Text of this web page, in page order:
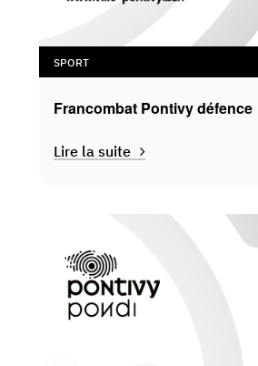
SPORT
Francombat Pontivy défence
Lire la suite